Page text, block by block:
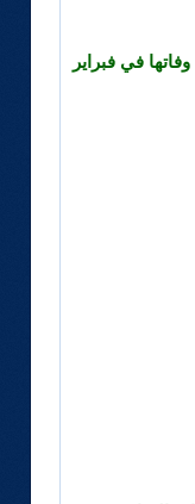
في فبراير